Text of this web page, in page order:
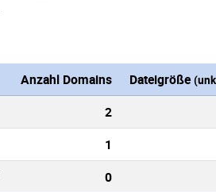
Anzahl Domains Dateigröße
2
1
0